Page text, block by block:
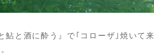
鮎と酒に酔う』で｢コローザ｣焼いて